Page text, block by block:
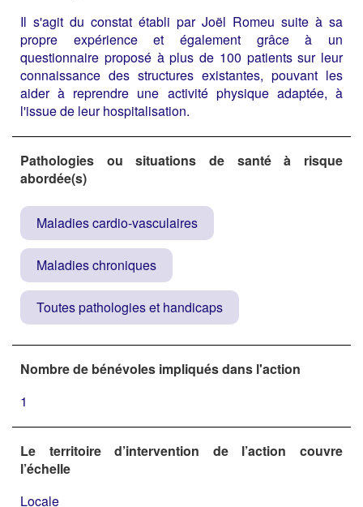
Il s'agit du constat établi par Joël Romeu suite à sa
propre expérience et également grâce à un
questionnaire proposé à plus de 100 patients sur leur
connaissance des structures existantes, pouvant les
aider à reprendre une activité physique adaptée, à
l'issue de leur hospitalisation.
Pathologies ou situations de santé à risque
abordée(s)
Maladies cardio-vasculaires
Maladies chroniques
Toutes pathologies et handicaps
Nombre de bénévoles impliqués dans l'action
1
Le territoire d’intervention de l’action couvre
l’échelle
Locale